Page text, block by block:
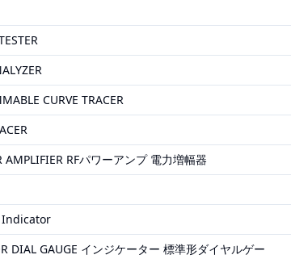
CURVE TRACER
AMPLIFIER RFパワーアンプ 電力増幅器
DIAL GAUGE インジケーター 標準形ダイヤルゲー